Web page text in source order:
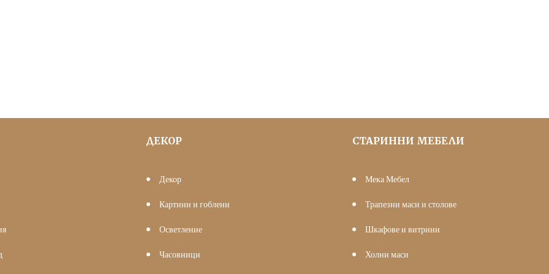
ДЕКОР
Декор
Картини и гоблени
Осветление
Часовници
СТАРИННИ МЕБЕЛИ
Мека Мебел
Трапезни маси и столове
Шкафове и витрини
Холни маси